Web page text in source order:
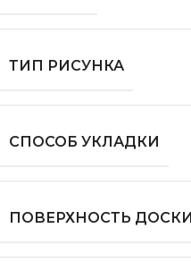
ТИП РИСУНКА
СПОСОБ УКЛАДКИ
ПОВЕРХНОСТЬ ДОСКИ